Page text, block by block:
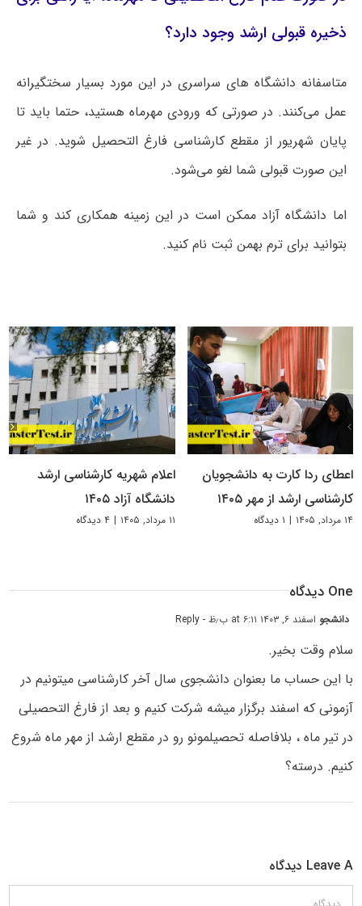
ذخیره قبولی ارشد وجود دارد؟
متاسفانه دانشگاه های سراسری در این مورد بسیار سختگیرانه
عمل می‌کنند. در صورتی که ورودی مهرماه هستید، حتما باید تا
پایان شهریور از مقطع کارشناسی فارغ التحصیل شوید. در غیر
این صورت قبولی شما لغو می‌شود.
اما دانشگاه آزاد ممکن است در این زمینه همکاری کند و شما
بتوانید برای ترم بهمن ثبت نام کنید.
اعطای ردا کارت به دانشجویان
کارشناسی ارشد از مهر ۱۴۰۵
۱۴ مرداد, ۱۴۰۵ | ۱ دیدگاه
اعلام شهریه کارشناسی ارشد
دانشگاه آزاد ۱۴۰۵
۱۱ مرداد, ۱۴۰۵ | ۴ دیدگاه
One دیدگاه
دانشجو اسفند ۶, ۱۴۰۳ at ۶:۱۱ ب٫ظ - Reply
سلام وقت بخیر.
با این حساب ما بعنوان دانشجوی سال آخر کارشناسی میتونیم در
آزمونی که اسفند برگزار میشه شرکت کنیم و بعد از فارغ التحصیلی
در تیر ماه ، بلافاصله تحصیلمونو رو در مقطع ارشد از مهر ماه شروع
کنیم. درسته؟
Leave A دیدگاه
دیدگاه